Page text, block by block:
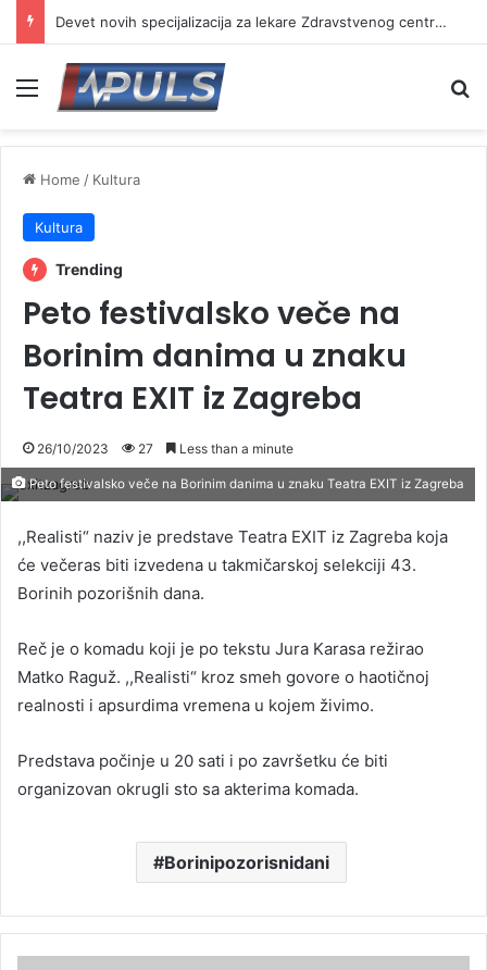
Devet novih specijalizacija za lekare Zdravstvenog centra Vranje
Menu
Home / Kultura
Kultura
Trending
Peto festivalsko veče na
Borinim danima u znaku
Teatra EXIT iz Zagreba
26/10/2023 27 Less than a minute
Peto festivalsko veče na Borinim danima u znaku Teatra EXIT iz Zagreba
,,Realisti“ naziv je predstave Teatra EXIT iz Zagreba koja
će večeras biti izvedena u takmičarskoj selekciji 43.
Borinih pozorišnih dana.
Reč je o komadu koji je po tekstu Jura Karasa režirao
Matko Raguž. ,,Realisti“ kroz smeh govore o haotičnoj
realnosti i apsurdima vremena u kojem živimo.
Predstava počinje u 20 sati i po završetku će biti
organizovan okrugli sto sa akterima komada.
Borinipozorisnidani